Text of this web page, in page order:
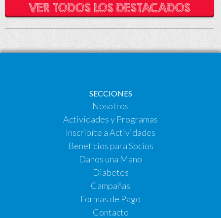
VER TODOS LOS DESTACADOS
SECCIONES
Nosotros
Actividades y Programas
Inscribíte a Actividades
Beneficios para Socios
Danos una Mano
Diabetes
Campañas
Formas de Pago
Contacto